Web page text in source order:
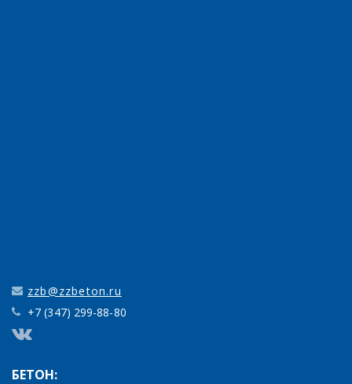
zzb@zzbeton.ru
+7 (347) 299-88-80
БЕТОН: